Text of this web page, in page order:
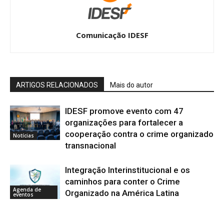
Comunicação IDESF
ARTIGOS RELACIONADOS Mais do autor
Notícias
IDESF promove evento com 47
organizações para fortalecer a
cooperação contra o crime organizado
transnacional
Agenda de
eventos
Integração Interinstitucional e os
caminhos para conter o Crime
Organizado na América Latina